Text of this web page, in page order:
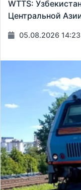
WTTS:
Центральной
05.08.2026 14:23